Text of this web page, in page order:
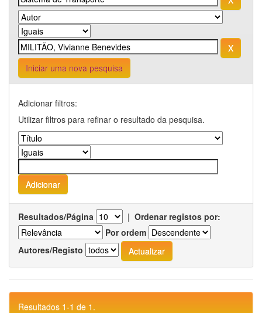
Iniciar uma nova pesquisa
Adicionar filtros:
Utilizar filtros para refinar o resultado da pesquisa.
Resultados/Página | Ordenar registos por:
Por ordem
Autores/Registo
Resultados 1-1 de 1.